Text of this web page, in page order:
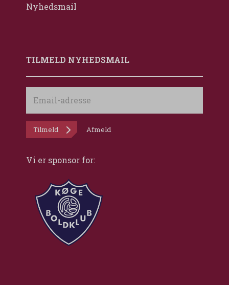
Nyhedsmail
TILMELD NYHEDSMAIL
adresse
Tilmeld Afmeld
Vi er sponsor for: